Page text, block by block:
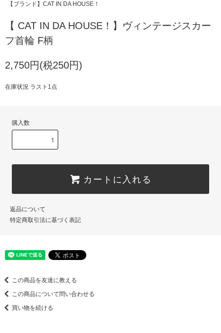
【ブランド】CAT IN DA HOUSE！
【 CAT IN DA HOUSE！】ヴィンテージスカー
フ首輪 F柄
2,750円(税250円)
在庫状況 ラスト1点
購入数
カートに入れる
返品について
特定商取引法に基づく表記
この商品を友達に教える
この商品について問い合わせる
買い物を続ける